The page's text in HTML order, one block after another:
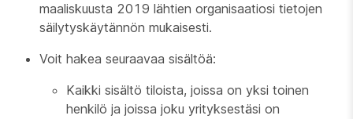
maaliskuusta 2019 lähtien organisaatiosi tietojen
säilytyskäytännön mukaisesti.
Voit hakea seuraavaa sisältöä:
Kaikki sisältö tiloista, joissa on yksi toinen
henkilö ja joissa joku yrityksestäsi on